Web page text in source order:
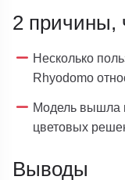
2 причины,
Несколько
Rhyodomo
Модель вышла
цветовых
Выводы